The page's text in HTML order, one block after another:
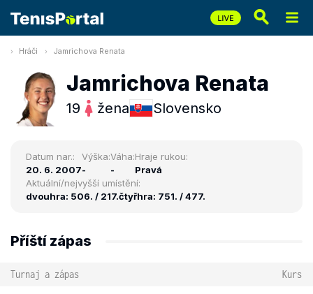
Hráči Jamrichova Renata
Jamrichova Renata
19 žena Slovensko
Datum nar.:
20. 6. 2007
Výška:
-
Váha:
-
Hraje rukou:
Pravá
Aktuální/nejvyšší umístění:
dvouhra: 506. / 217.čtyřhra: 751. / 477.
Příští zápas
Turnaj a zápas Kurs